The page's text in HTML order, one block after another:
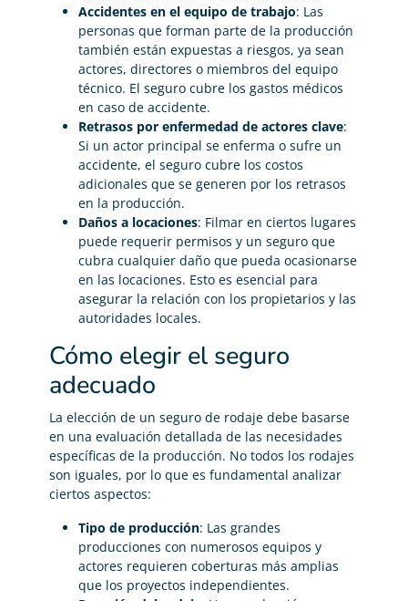
Accidentes en el equipo de trabajo: Las
personas que forman parte de la producción
también están expuestas a riesgos, ya sean
actores, directores o miembros del equipo
técnico. El seguro cubre los gastos médicos
en caso de accidente.
Retrasos por enfermedad de actores clave:
Si un actor principal se enferma o sufre un
accidente, el seguro cubre los costos
adicionales que se generen por los retrasos
en la producción.
Daños a locaciones: Filmar en ciertos lugares
puede requerir permisos y un seguro que
cubra cualquier daño que pueda ocasionarse
en las locaciones. Esto es esencial para
asegurar la relación con los propietarios y las
autoridades locales.
Cómo elegir el seguro
adecuado
La elección de un seguro de rodaje debe basarse
en una evaluación detallada de las necesidades
específicas de la producción. No todos los rodajes
son iguales, por lo que es fundamental analizar
ciertos aspectos:
Tipo de producción: Las grandes
producciones con numerosos equipos y
actores requieren coberturas más amplias
que los proyectos independientes.